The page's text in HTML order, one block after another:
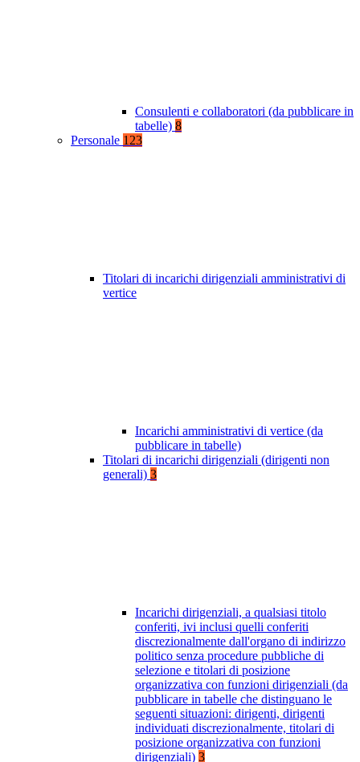
Consulenti e collaboratori (da pubblicare in
tabelle) 8
Personale 123
Titolari di incarichi dirigenziali amministrativi di
vertice
Incarichi amministrativi di vertice (da
pubblicare in tabelle)
Titolari di incarichi dirigenziali (dirigenti non
generali) 3
Incarichi dirigenziali, a qualsiasi titolo
conferiti, ivi inclusi quelli conferiti
discrezionalmente dall'organo di indirizzo
politico senza procedure pubbliche di
selezione e titolari di posizione
organizzativa con funzioni dirigenziali (da
pubblicare in tabelle che distinguano le
seguenti situazioni: dirigenti, dirigenti
individuati discrezionalmente, titolari di
posizione organizzativa con funzioni
dirigenziali) 3